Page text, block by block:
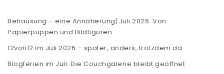
Behausung – eine Annäherung| Juli 2026: Von
Papierpuppen und Bildfiguren
12von12 im Juli 2026 – später, anders, trotzdem da
Blogferien im Juli: Die Couchgalerie bleibt geöffnet